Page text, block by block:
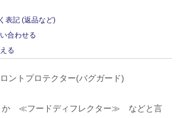
表記 (返品など)
合わせる
る
ントプロテクター(バグガード)
≪フードディフレクター≫ などと言